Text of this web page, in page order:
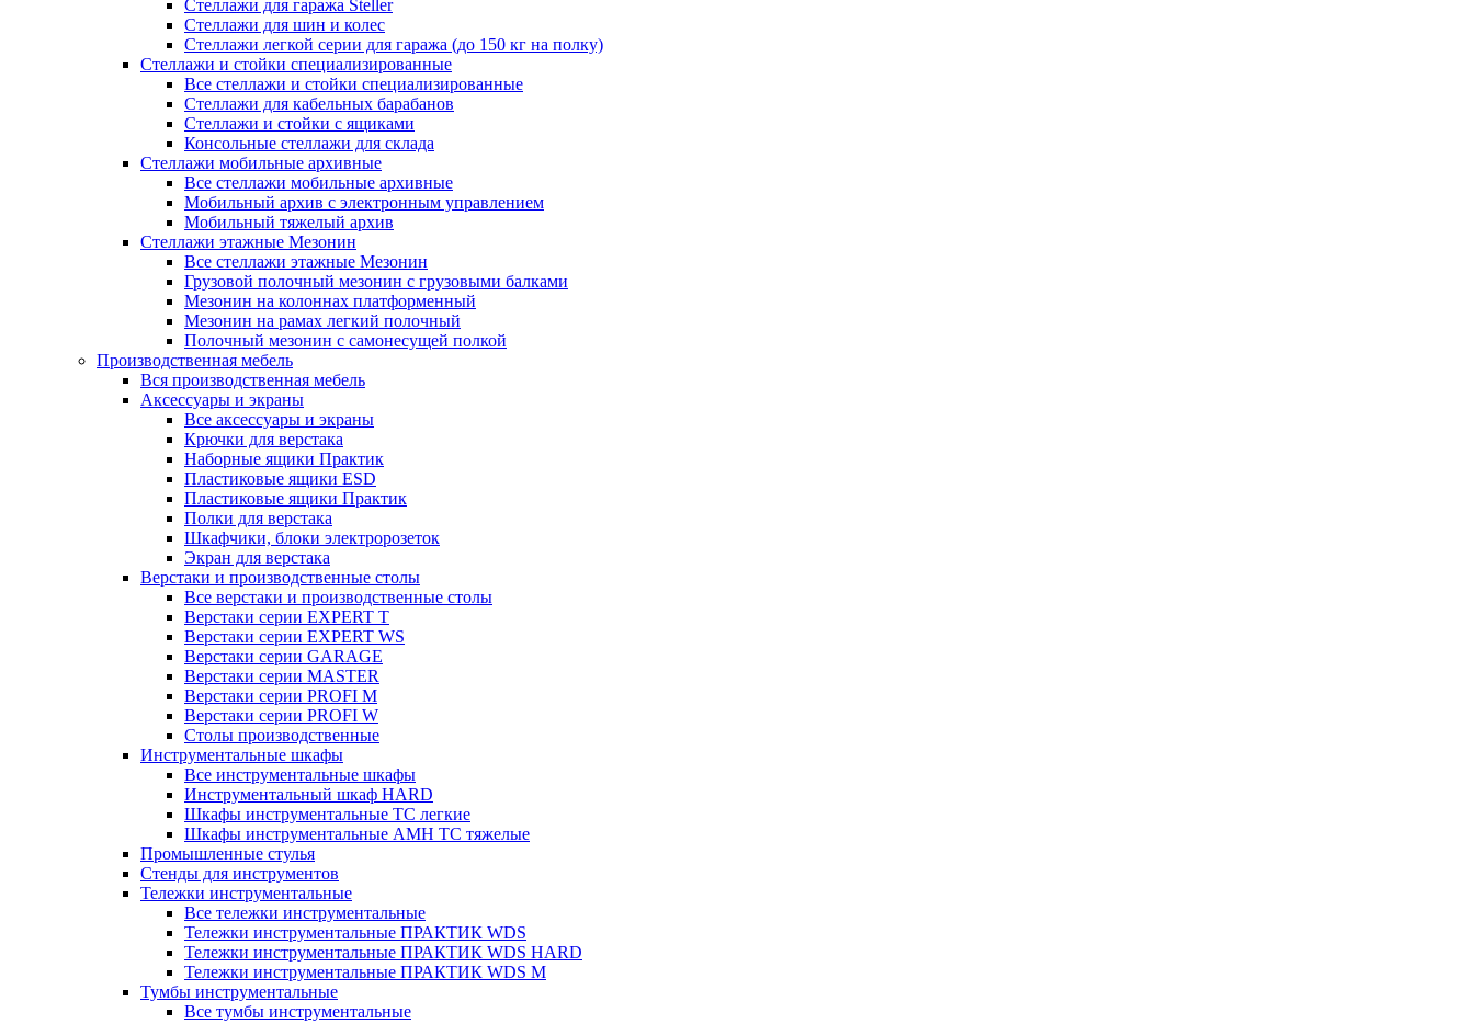
Стеллажи для гаража Steller
Стеллажи для шин и колес
Стеллажи легкой серии для гаража (до 150 кг на полку)
Стеллажи и стойки специализированные
Все стеллажи и стойки специализированные
Стеллажи для кабельных барабанов
Стеллажи и стойки с ящиками
Консольные стеллажи для склада
Стеллажи мобильные архивные
Все стеллажи мобильные архивные
Мобильный архив с электронным управлением
Мобильный тяжелый архив
Стеллажи этажные Мезонин
Все стеллажи этажные Мезонин
Грузовой полочный мезонин с грузовыми балками
Мезонин на колоннах платформенный
Мезонин на рамах легкий полочный
Полочный мезонин с самонесущей полкой
Производственная мебель
Вся производственная мебель
Аксессуары и экраны
Все аксессуары и экраны
Крючки для верстака
Наборные ящики Практик
Пластиковые ящики ESD
Пластиковые ящики Практик
Полки для верстака
Шкафчики, блоки электророзеток
Экран для верстака
Верстаки и производственные столы
Все верстаки и производственные столы
Верстаки серии EXPERT T
Верстаки серии EXPERT WS
Верстаки серии GARAGE
Верстаки серии MASTER
Верстаки серии PROFI M
Верстаки серии PROFI W
Столы производственные
Инструментальные шкафы
Все инструментальные шкафы
Инструментальный шкаф HARD
Шкафы инструментальные ТС легкие
Шкафы инструментальные AMH TC тяжелые
Промышленные стулья
Стенды для инструментов
Тележки инструментальные
Все тележки инструментальные
Тележки инструментальные ПРАКТИК WDS
Тележки инструментальные ПРАКТИК WDS HARD
Тележки инструментальные ПРАКТИК WDS M
Тумбы инструментальные
Все тумбы инструментальные